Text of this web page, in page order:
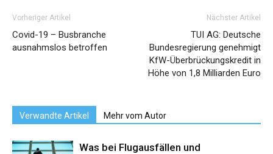
Vorheriger Artikel
Covid-19 – Busbranche
ausnahmslos betroffen
Nächster Artikel
TUI AG: Deutsche
Bundesregierung genehmigt
KfW-Überbrückungskredit in
Höhe von 1,8 Milliarden Euro
Verwandte Artikel Mehr vom Autor
Was bei Flugausfällen und